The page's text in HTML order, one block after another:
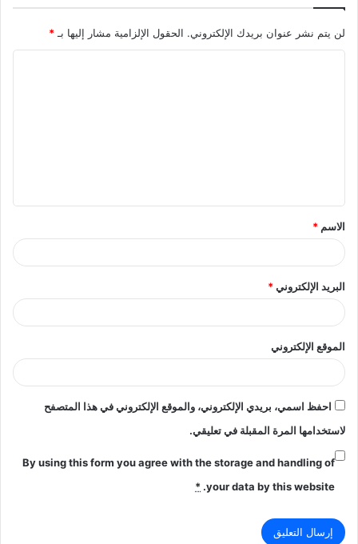
لن يتم نشر عنوان بريدك الإلكتروني. الحقول الإلزامية مشار إليها بـ*
ق
*
الاسم *
البريد الإلكتروني*
الموقع الإلكتروني
احفظ اسمي، بريدي الإلكتروني، والموقع الإلكتروني في هذا المتصفح
لاستخدامها المرة المقبلة في تعليقي.
By using this form you agree with the storage and handling of
your data by this website.
*